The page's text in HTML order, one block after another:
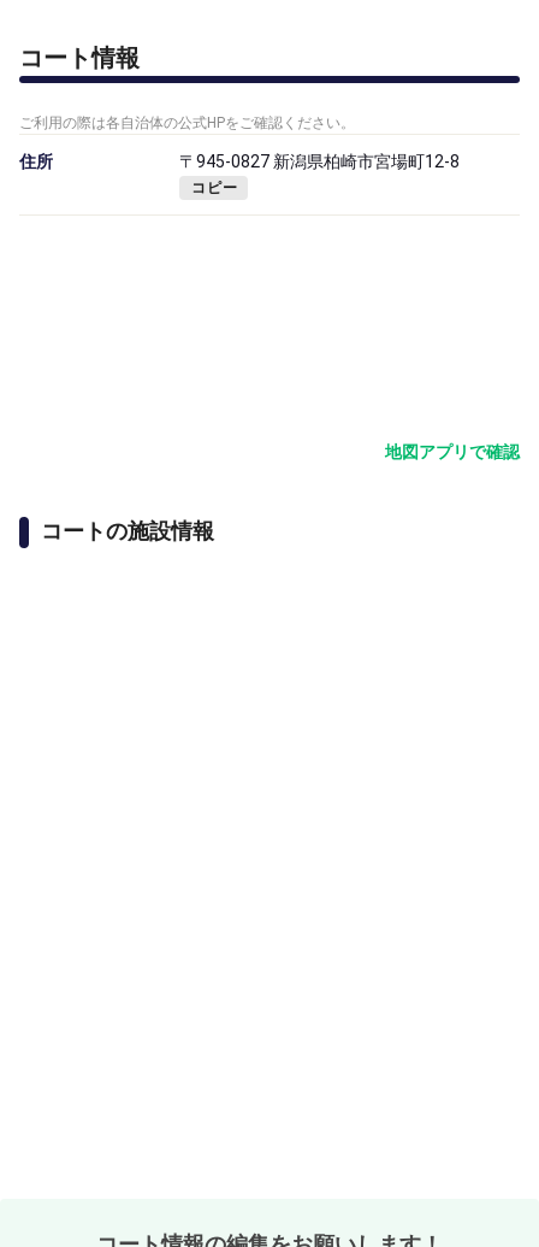
コート情報
ご利用の際は各自治体の公式HPをご確認ください。
住所 〒945-0827 新潟県柏崎市宮場町12-8
コピー
地図アプリで確認
コートの施設情報